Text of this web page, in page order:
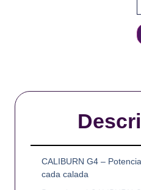
CALIBURN G4 –
cada calada